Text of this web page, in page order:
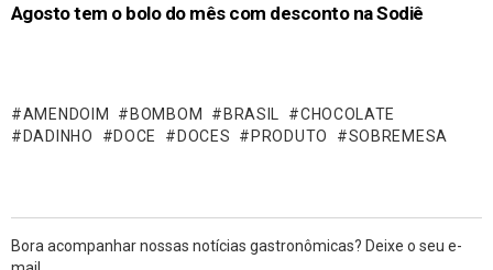
Agosto tem o bolo do mês com desconto na Sodiê
AMENDOIM BOMBOM BRASIL
CHOCOLATE
DADINHO
DOCE DOCES PRODUTO SOBREMESA
Bora acompanhar nossas notícias gastronômicas? Deixe o seu e-